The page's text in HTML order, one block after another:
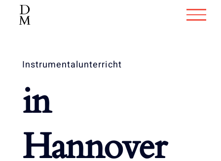
Inhalt
Instrumentalunterricht
in
Hannover